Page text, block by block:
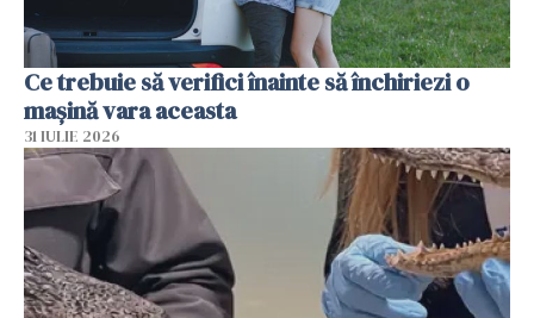
Ce trebuie să verifici înainte să închiriezi o
mașină vara aceasta
31 IULIE 2026